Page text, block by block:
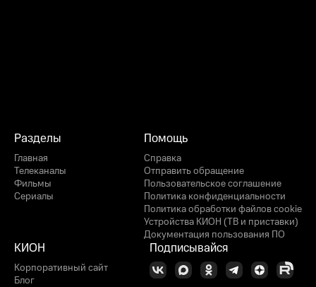
Разделы
Главная
Телеканалы
Фильмы
Сериалы
Помощь
Справка
Отправить обращение
Пользовательское соглашение
Политика конфиденциальности
Политика обработки файлов cookie
Устройства КИОН (ТВ и приставки)
Документация пользования ПО
КИОН
Корпоративный сайт
Блог
Подписывайся